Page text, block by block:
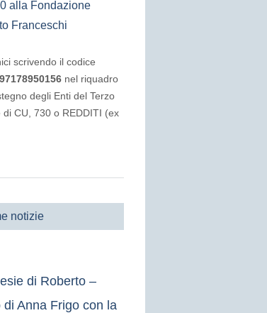
alla Fondazione
Franceschi
scrivendo il codice
97178950156 nel riquadro
degli Enti del Terzo
di CU, 730 o REDDITI (ex
notizie
di Roberto –
di Anna Frigo con la